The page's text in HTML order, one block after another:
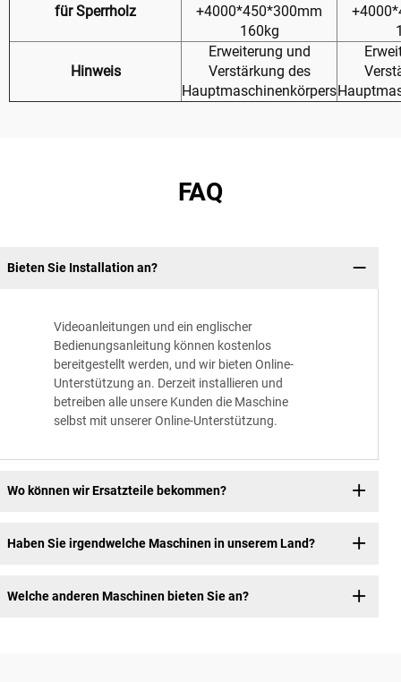
für Sperrholz
+4000*450*300mm
160kg
Hinweis
Erweiterung und
Verstärkung des
Hauptmaschinenkörpers
FAQ
Bieten Sie Installation an?
Videoanleitungen und ein englischer
Bedienungsanleitung können kostenlos
bereitgestellt werden, und wir bieten Online-
Unterstützung an. Derzeit installieren und
betreiben alle unsere Kunden die Maschine
selbst mit unserer Online-Unterstützung.
Wo können wir Ersatzteile bekommen?
Haben Sie irgendwelche Maschinen in unserem Land?
Welche anderen Maschinen bieten Sie an?